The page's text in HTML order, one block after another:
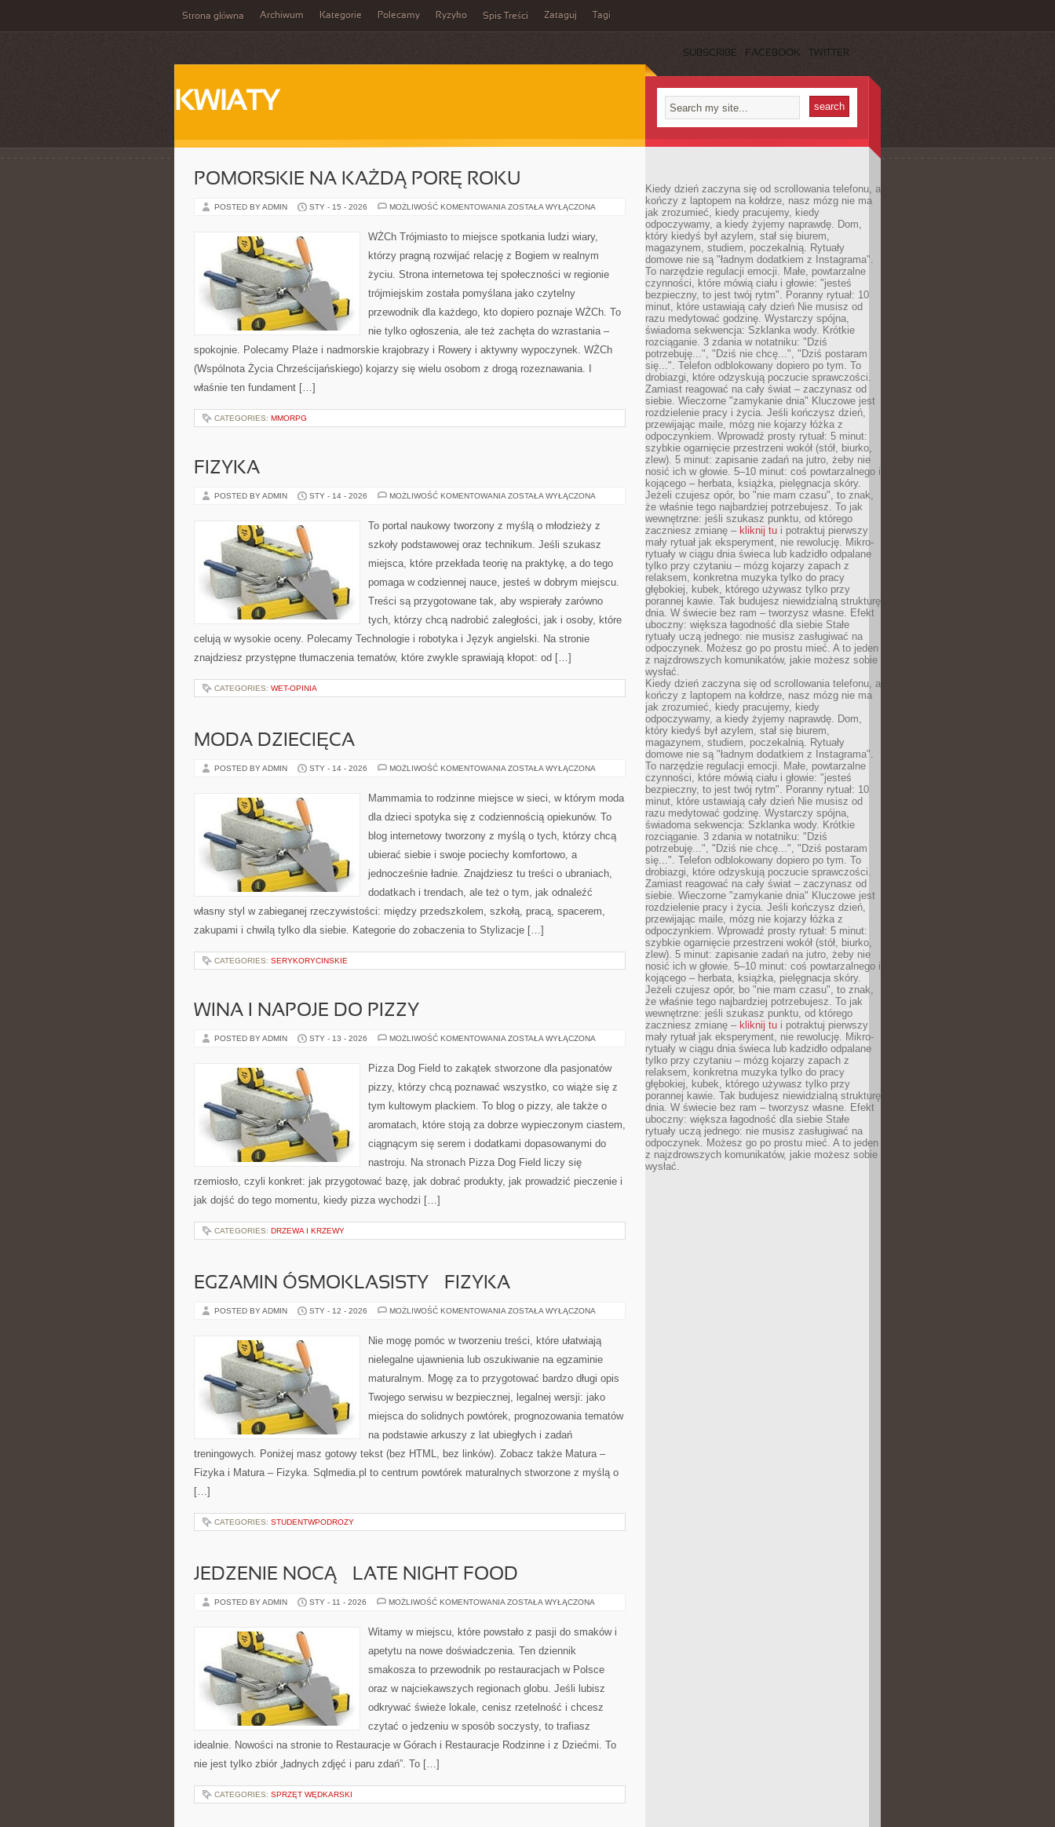
Strona główna Archiwum Kategorie Polecamy Ryzyko Spis Treści Zataguj Tagi
SUBSCRIBE FACEBOOK TWITTER
KWIATY
POMORSKIE NA KAŻDĄ PORĘ ROKU
POSTED BY ADMIN STY - 15 - 2026 MOŻLIWOŚĆ KOMENTOWANIA POMORSKIE
PORĘ
ROKU
ZOSTAŁA WYŁĄCZONA
WŻCh Trójmiasto to miejsce spotkania ludzi wiary,
którzy pragną rozwijać relację z Bogiem w realnym
życiu. Strona internetowa tej społeczności w regionie
trójmiejskim została pomyślana jako czytelny
przewodnik dla każdego, kto dopiero poznaje WŻCh. To
nie tylko ogłoszenia, ale też zachęta do wzrastania –
spokojnie. Polecamy Plaże i nadmorskie krajobrazy i Rowery i aktywny wypoczynek. WŻCh
(Wspólnota Życia Chrześcijańskiego) kojarzy się wielu osobom z drogą rozeznawania. I
właśnie ten fundament […]
CATEGORIES: MMORPG
FIZYKA
POSTED BY ADMIN STY - 14 - 2026 MOŻLIWOŚĆ KOMENTOWANIA FIZYKA
ZOSTAŁA WYŁĄCZONA
To portal naukowy tworzony z myślą o młodzieży z
szkoły podstawowej oraz technikum. Jeśli szukasz
miejsca, które przekłada teorię na praktykę, a do tego
pomaga w codziennej nauce, jesteś w dobrym miejscu.
Treści są przygotowane tak, aby wspierały zarówno
tych, którzy chcą nadrobić zaległości, jak i osoby, które
celują w wysokie oceny. Polecamy Technologie i robotyka i Język angielski. Na stronie
znajdziesz przystępne tłumaczenia tematów, które zwykle sprawiają kłopot: od […]
CATEGORIES: WET-OPINIA
MODA DZIECIĘCA
POSTED BY ADMIN STY - 14 - 2026 MOŻLIWOŚĆ KOMENTOWANIA MODA
ZOSTAŁA WYŁĄCZONA
Mammamia to rodzinne miejsce w sieci, w którym moda
dla dzieci spotyka się z codziennością opiekunów. To
blog internetowy tworzony z myślą o tych, którzy chcą
ubierać siebie i swoje pociechy komfortowo, a
jednocześnie ładnie. Znajdziesz tu treści o ubraniach,
dodatkach i trendach, ale też o tym, jak odnaleźć
własny styl w zabieganej rzeczywistości: między przedszkolem, szkołą, pracą, spacerem,
zakupami i chwilą tylko dla siebie. Kategorie do zobaczenia to Stylizacje […]
CATEGORIES: SERYKORYCINSKIE
WINA I NAPOJE DO PIZZY
POSTED BY ADMIN STY - 13 - 2026 MOŻLIWOŚĆ KOMENTOWANIA WINA
PIZZY
ZOSTAŁA WYŁĄCZONA
Pizza Dog Field to zakątek stworzone dla pasjonatów
pizzy, którzy chcą poznawać wszystko, co wiąże się z
tym kultowym plackiem. To blog o pizzy, ale także o
aromatach, które stoją za dobrze wypieczonym ciastem,
ciągnącym się serem i dodatkami dopasowanymi do
nastroju. Na stronach Pizza Dog Field liczy się
rzemiosło, czyli konkret: jak przygotować bazę, jak dobrać produkty, jak prowadzić pieczenie i
jak dojść do tego momentu, kiedy pizza wychodzi […]
CATEGORIES: DRZEWA I KRZEWY
EGZAMIN ÓSMOKLASISTY – FIZYKA
POSTED BY ADMIN STY - 12 - 2026 MOŻLIWOŚĆ KOMENTOWANIA EGZAMIN
FIZYKA
ZOSTAŁA WYŁĄCZONA
Nie mogę pomóc w tworzeniu treści, które ułatwiają
nielegalne ujawnienia lub oszukiwanie na egzaminie
maturalnym. Mogę za to przygotować bardzo długi opis
Twojego serwisu w bezpiecznej, legalnej wersji: jako
miejsca do solidnych powtórek, prognozowania tematów
na podstawie arkuszy z lat ubiegłych i zadań
treningowych. Poniżej masz gotowy tekst (bez HTML, bez linków). Zobacz także Matura –
Fizyka i Matura – Fizyka. Sqlmedia.pl to centrum powtórek maturalnych stworzone z myślą o
[…]
CATEGORIES: STUDENTWPODROZY
JEDZENIE NOCĄ – LATE NIGHT FOOD
POSTED BY ADMIN STY - 11 - 2026 MOŻLIWOŚĆ KOMENTOWANIA JEDZENIE
LATE
NIGHT
ZOSTAŁA WYŁĄCZONA
Witamy w miejscu, które powstało z pasji do smaków i
apetytu na nowe doświadczenia. Ten dziennik
smakosza to przewodnik po restauracjach w Polsce
oraz w najciekawszych regionach globu. Jeśli lubisz
odkrywać świeże lokale, cenisz rzetelność i chcesz
czytać o jedzeniu w sposób soczysty, to trafiasz
idealnie. Nowości na stronie to Restauracje w Górach i Restauracje Rodzinne i z Dziećmi. To
nie jest tylko zbiór „ładnych zdjęć i paru zdań”. To […]
CATEGORIES: SPRZĘT WĘDKARSKI
Kiedy dzień zaczyna się od scrollowania telefonu, a
kończy z laptopem na kołdrze, nasz mózg nie ma
jak zrozumieć, kiedy pracujemy, kiedy
odpoczywamy, a kiedy żyjemy naprawdę. Dom,
który kiedyś był azylem, stał się biurem,
magazynem, studiem, poczekalnią. Rytuały
domowe nie są "ładnym dodatkiem z Instagrama".
To narzędzie regulacji emocji. Małe, powtarzalne
czynności, które mówią ciału i głowie: "jesteś
bezpieczny, to jest twój rytm". Poranny rytuał: 10
minut, które ustawiają cały dzień Nie musisz od
razu medytować godzinę. Wystarczy spójna,
świadoma sekwencja: Szklanka wody. Krótkie
rozciąganie. 3 zdania w notatniku: "Dziś
potrzebuję...", "Dziś nie chcę...", "Dziś postaram
się...". Telefon odblokowany dopiero po tym. To
drobiazgi, które odzyskują poczucie sprawczości.
Zamiast reagować na cały świat – zaczynasz od
siebie. Wieczorne "zamykanie dnia" Kluczowe jest
rozdzielenie pracy i życia. Jeśli kończysz dzień,
przewijając maile, mózg nie kojarzy łóżka z
odpoczynkiem. Wprowadź prosty rytuał: 5 minut:
szybkie ogarnięcie przestrzeni wokół (stół, biurko,
zlew). 5 minut: zapisanie zadań na jutro, żeby nie
nosić ich w głowie. 5–10 minut: coś powtarzalnego i
kojącego – herbata, książka, pielęgnacja skóry.
Jeżeli czujesz opór, bo "nie mam czasu", to znak,
że właśnie tego najbardziej potrzebujesz. To jak
wewnętrzne: jeśli szukasz punktu, od którego
zaczniesz zmianę – kliknij tu i potraktuj pierwszy
mały rytuał jak eksperyment, nie rewolucję. Mikro-
rytuały w ciągu dnia świeca lub kadzidło odpalane
tylko przy czytaniu – mózg kojarzy zapach z
relaksem, konkretna muzyka tylko do pracy
głębokiej, kubek, którego używasz tylko przy
porannej kawie. Tak budujesz niewidzialną strukturę
dnia. W świecie bez ram – tworzysz własne. Efekt
uboczny: większa łagodność dla siebie Stałe
rytuały uczą jednego: nie musisz zasługiwać na
odpoczynek. Możesz go po prostu mieć. A to jeden
z najzdrowszych komunikatów, jakie możesz sobie
wysłać.
Kiedy dzień zaczyna się od scrollowania telefonu, a
kończy z laptopem na kołdrze, nasz mózg nie ma
jak zrozumieć, kiedy pracujemy, kiedy
odpoczywamy, a kiedy żyjemy naprawdę. Dom,
który kiedyś był azylem, stał się biurem,
magazynem, studiem, poczekalnią. Rytuały
domowe nie są "ładnym dodatkiem z Instagrama".
To narzędzie regulacji emocji. Małe, powtarzalne
czynności, które mówią ciału i głowie: "jesteś
bezpieczny, to jest twój rytm". Poranny rytuał: 10
minut, które ustawiają cały dzień Nie musisz od
razu medytować godzinę. Wystarczy spójna,
świadoma sekwencja: Szklanka wody. Krótkie
rozciąganie. 3 zdania w notatniku: "Dziś
potrzebuję...", "Dziś nie chcę...", "Dziś postaram
się...". Telefon odblokowany dopiero po tym. To
drobiazgi, które odzyskują poczucie sprawczości.
Zamiast reagować na cały świat – zaczynasz od
siebie. Wieczorne "zamykanie dnia" Kluczowe jest
rozdzielenie pracy i życia. Jeśli kończysz dzień,
przewijając maile, mózg nie kojarzy łóżka z
odpoczynkiem. Wprowadź prosty rytuał: 5 minut:
szybkie ogarnięcie przestrzeni wokół (stół, biurko,
zlew). 5 minut: zapisanie zadań na jutro, żeby nie
nosić ich w głowie. 5–10 minut: coś powtarzalnego i
kojącego – herbata, książka, pielęgnacja skóry.
Jeżeli czujesz opór, bo "nie mam czasu", to znak,
że właśnie tego najbardziej potrzebujesz. To jak
wewnętrzne: jeśli szukasz punktu, od którego
zaczniesz zmianę – kliknij tu i potraktuj pierwszy
mały rytuał jak eksperyment, nie rewolucję. Mikro-
rytuały w ciągu dnia świeca lub kadzidło odpalane
tylko przy czytaniu – mózg kojarzy zapach z
relaksem, konkretna muzyka tylko do pracy
głębokiej, kubek, którego używasz tylko przy
porannej kawie. Tak budujesz niewidzialną strukturę
dnia. W świecie bez ram – tworzysz własne. Efekt
uboczny: większa łagodność dla siebie Stałe
rytuały uczą jednego: nie musisz zasługiwać na
odpoczynek. Możesz go po prostu mieć. A to jeden
z najzdrowszych komunikatów, jakie możesz sobie
wysłać.